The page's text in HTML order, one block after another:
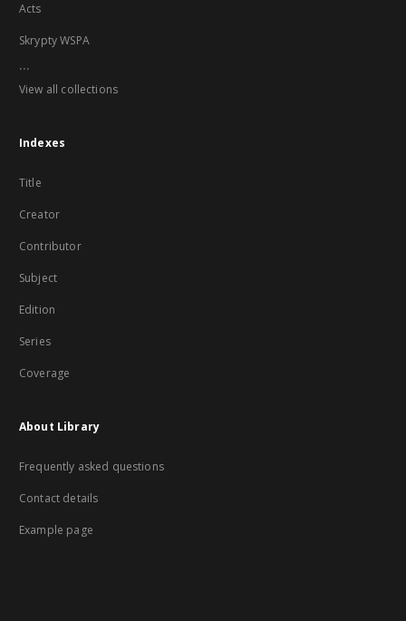
Acts
Skrypty WSPA
...
View all collections
Indexes
Title
Creator
Contributor
Subject
Edition
Series
Coverage
About Library
Frequently asked questions
Contact details
Example page